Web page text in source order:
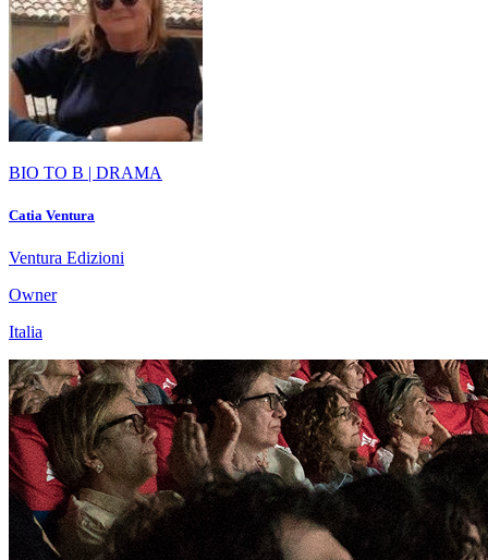
BIO TO B | DRAMA
Catia Ventura
Ventura Edizioni
Owner
Italia